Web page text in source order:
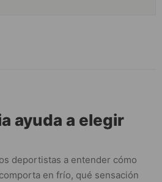
ayuda a elegir
deportistas a entender cómo
en frío, qué sensación